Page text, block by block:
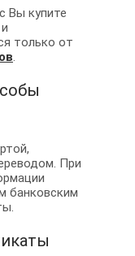
Вы купите
только от
.
При
банковским